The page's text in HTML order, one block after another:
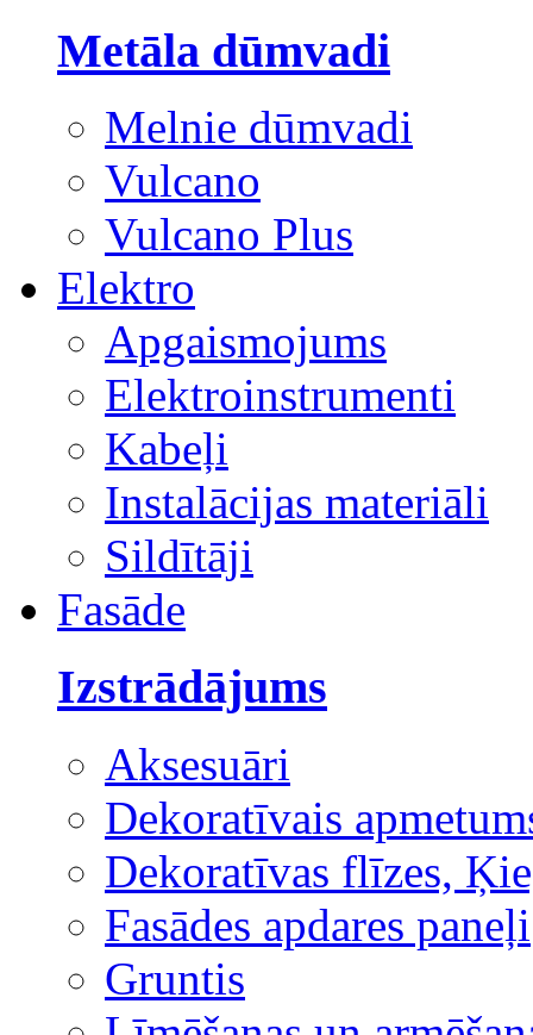
Metāla dūmvadi
Melnie dūmvadi
Vulcano
Vulcano Plus
Elektro
Apgaismojums
Elektroinstrumenti
Kabeļi
Instalācijas materiāli
Sildītāji
Fasāde
Izstrādājums
Aksesuāri
Dekoratīvais
Dekoratīvas flīzes,
Fasādes apdares paneļi
Gruntis